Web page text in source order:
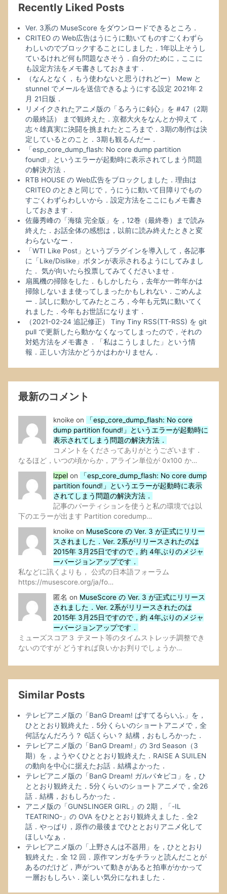
Recently Liked Posts
Ver. 3系の MuseScore をダウンロードできるところ．
CRITEO の Web広告はうにうに動いてものすごくわずら
わしいのでブロックすることにしました．1年以上そうし
ているけれど何も問題なさそう．自分のために，ここに
も設定方法をメモ書きしておきます．
（なんとなく，もう使わないと思うけれどー） Mew と
stunnel でメールを送信できるようにする設定 2021年 2
月 21日版．
リメイクされたアニメ版の「るろうに剣心」を #47（2期
の最終話） まで観終えた．京都大火をなんとか抑えて，
志々雄真実に決闘を挑まれたところまで．3期の制作は決
定しているとのこと．3期も観るんだー．
「esp_core_dump_flash: No core dump partition
found!」というエラーが起動時に表示されてしまう問題
の解決方法．
RTB HOUSE の Web広告をブロックしました．理由は
CRITEO のときと同じで，うにうに動いて目障りでもの
すごくわずらわしいから．設定方法をここにもメモ書き
しておきます．
佐藤秀峰の「海猿 完全版」を，12巻（最終巻）まで読み
終えた．お話全体の感想は，以前に読み終えたときと変
わらないなー．
「WTI Like Post」というプラグインを導入して，各記事
に「Like/Dislike」ボタンが表示されるようにしてみまし
た． 気が向いたら投票してみてくださいませ．
扇風機の掃除をした．もしかしたら，去年か一昨年かは
掃除しないまま使ってしまったかもしれない．ごめんよ
ー．試しに動かしてみたところ，今年も元気に動いてく
れました．今年もお世話になります．
（2021-02-24 追記修正） Tiny Tiny RSS(TT-RSS) を git
pull で更新したら動かなくなってしまったので，それの
対処方法をメモ書き．「私はこうしました」という情
報．正しい方法かどうかはわかりません．
最新のコメント
knoike on
「esp_core_dump_flash: No core
dump partition found!」というエラーが起動時に
表示されてしまう問題の解決方法．
コメントをくださってありがとうございます．
なるほど，いつの頃からか，アライン単位が 0x100 か…
lzpel on
「esp_core_dump_flash: No core dump
partition found!」というエラーが起動時に表示
されてしまう問題の解決方法．
記事のパーティションを使うと私の環境では以
下のエラーが出ます Partition coredump…
knoike on MuseScore の Ver. 3 が正式にリリー
スされました．Ver. 2系がリリースされたのは
2015年 3月25日ですので，約 4年ぶりのメジャ
ーバージョンアップです．
私などに訊くよりも， 公式の日本語フォーラム
https://musescore.org/ja/fo…
匿名 on MuseScore の Ver. 3 が正式にリリース
されました．Ver. 2系がリリースされたのは
2015年 3月25日ですので，約 4年ぶりのメジャ
ーバージョンアップです．
ミューズスコア３ テヌート等のタイムストレッチ調整でき
ないのですが どうすれば良いかお判りでしょうか…
Similar Posts
テレビアニメ版の「BanG Dream! ぱすてるらいふ」を，
ひととおり観終えた．5分くらいのショートアニメで，全
何話なんだろう？ 6話くらい？ 結構，おもしろかった．
テレビアニメ版の「BanG Dream!」の 3rd Season（3
期）を，ようやくひととおり観終えた．RAISE A SUILEN
の動向を中心に据えたお話．結構よかった．
テレビアニメ版の「BanG Dream! ガルパ☆ピコ」を，ひ
ととおり観終えた．5分くらいのショートアニメで，全26
話．結構，おもしろかった．
アニメ版の「GUNSLINGER GIRL」の 2期，「-IL
TEATRINO-」の OVA をひととおり観終えました．全2
話．やっぱり，原作の最後までひととおりアニメ化して
ほしいなぁ．
テレビアニメ版の「上野さんは不器用」を，ひととおり
観終えた．全 12 回．原作マンガをチラッと読んだことが
あるのだけど，声がついて動きがあると拍車がかかって
一層おもしろい．楽しい気分になれました．